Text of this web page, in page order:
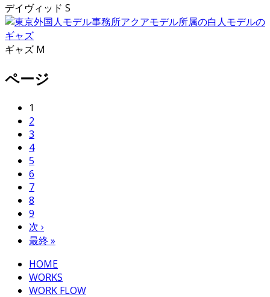
デイヴィッド S
ギャズ M
ページ
1
2
3
4
5
6
7
8
9
次 ›
最終 »
HOME
WORKS
WORK FLOW